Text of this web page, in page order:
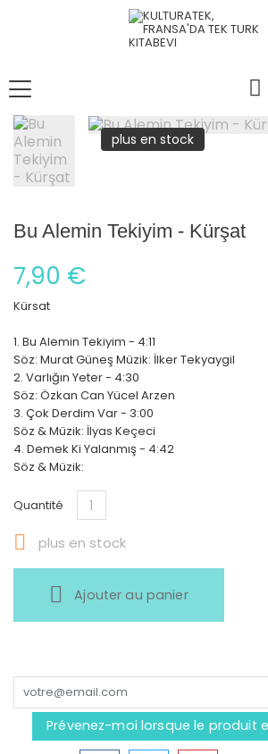
plus en stock
Bu Alemin Tekiyim - Kürşat
7,90 €
Kürsat
1. Bu Alemin Tekiyim - 4:11
Söz: Murat Güneş Müzik: İlker Tekyaygil
2. Varlığın Yeter - 4:30
Söz: Özkan Can Yücel Arzen
3. Çok Derdim Var - 3:00
Söz & Müzik: İlyas Keçeci
4. Demek Ki Yalanmış - 4:42
Söz & Müzik:
Quantité
 plus en stock
Ajouter au panier
Prévenez-moi lorsque le produit